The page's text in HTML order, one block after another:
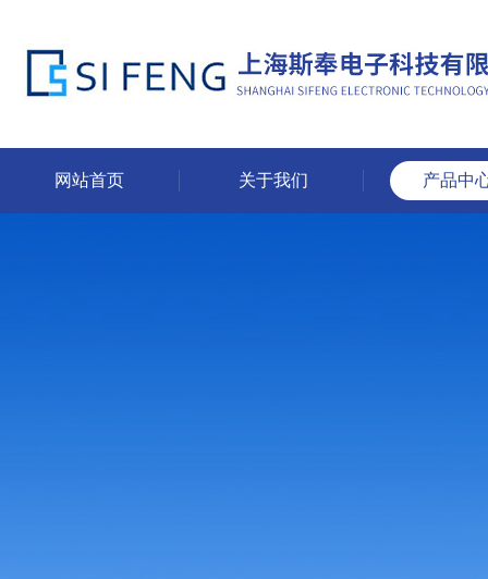
网站首页 关于我们 产品中